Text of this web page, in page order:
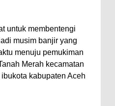
untuk membentengi
musim banjir yang
menuju pemukiman
Merah kecamatan
kabupaten Aceh